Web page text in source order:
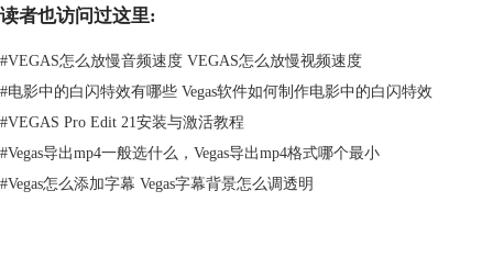
图1：美人鱼海报
如果要小编给这部电影打分的话，冲着周星驰这三个字，小编肯定是给满
分的，始终从一的坚持原则是给满分的原因之二，在美人鱼的电影中，随
处可见的周星驰式的电影表现方法，让你在捧腹大笑的同时，也能让你瞬
间进入到紧张的氛围中。
读者也访问过这里:
#VEGAS怎么放慢音频速度 VEGAS怎么放慢视频速度
#电影中的白闪特效有哪些 Vegas软件如何制作电影中的白闪特效
#VEGAS Pro Edit 21安装与激活教程
#Vegas导出mp4一般选什么，Vegas导出mp4格式哪个最小
#Vegas怎么添加字幕 Vegas字幕背景怎么调透明